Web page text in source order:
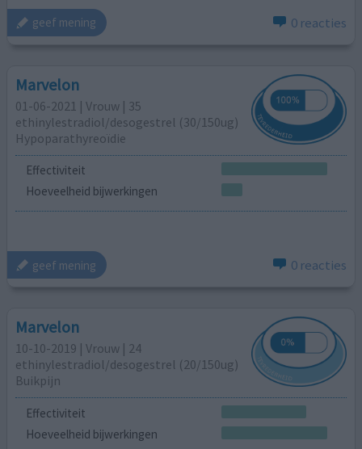
geef mening 0 reacties
Marvelon
01-06-2021 | Vrouw | 35
ethinylestradiol/desogestrel (30/150ug)
Hypoparathyreoïdie
Effectiviteit
Hoeveelheid bijwerkingen
geef mening 0 reacties
Marvelon
10-10-2019 | Vrouw | 24
ethinylestradiol/desogestrel (20/150ug)
Buikpijn
Effectiviteit
Hoeveelheid bijwerkingen